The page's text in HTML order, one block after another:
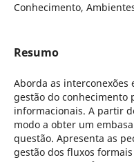
Conhecimento,
Resumo
Aborda as interconexões
gestão do conhecimento
informacionais. A partir
modo a obter um
questão. Apresenta as
gestão dos fluxos